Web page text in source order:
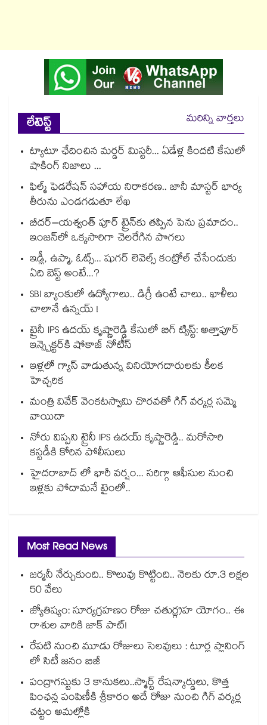
లేటెస్ట్
మరిన్ని వార్తలు
ట్యాటూ ఛేదించిన మర్డర్ మిస్టరీ... ఏడేళ్ల కిందటి కేసులో
షాకింగ్ నిజాలు ...
ఫిల్మ్ ఫెడరేషన్ సహాయ నిరాకరణ.. జానీ మాస్టర్ భార్య
తీరును ఎండగడుతూ లేఖ
బీదర్–యశ్వంత్ పూర్ ట్రైన్‎కు తప్పిన పెను ప్రమాదం..
ఇంజన్‎లో ఒక్కసారిగా చెలరేగిన పొగలు
ఇడ్లీ, ఉప్మా, ఓట్స్... షుగర్ లెవెల్స్ కంట్రోల్ చేసేందుకు
ఏది బెస్ట్ అంటే...?
SBI బ్యాంకులో ఉద్యోగాలు.. డిగ్రీ ఉంటే చాలు.. ఖాళీలు
చాలానే ఉన్నయ్ !
ట్రైనీ IPS ఉదయ్ కృష్ణారెడ్డి కేసులో బిగ్ ట్విస్ట్: అత్తాపూర్
ఇన్స్పెక్టర్‎కి షోకాజ్ నోటీస్
ఇళ్లలో గ్యాస్ వాడుతున్న వినియోగదారులకు కీలక
హెచ్చరిక
మంత్రి వివేక్ వెంకటస్వామి చొరవతో గిగ్ వర్కర్ల సమ్మె
వాయిదా
నోరు విప్పని ట్రైనీ IPS ఉదయ్ కృష్ణారెడ్డి.. మరోసారి
కస్టడీకి కోరిన పోలీసులు
హైదరాబాద్ లో భారీ వర్షం... సరిగ్గా ఆఫీసుల నుంచి
ఇళ్లకు పోదామనే టైంలో..
Most Read News
జర్మనీ నేర్చుకుంది.. కొలువు కొట్టింది.. నెలకు రూ.3 లక్షల
50 వేలు
జ్యోతిష్యం: సూర్యగ్రహణం రోజు చతుర్గ్రహ యోగం.. ఈ
రాశుల వారికి జాక్ పాట్!
రేపటి నుంచి మూడు రోజులు సెలవులు : టూర్ల ప్లానింగ్
లో సిటీ జనం బిజీ
పంద్రాగస్టుకు 3 కానుకలు..స్మార్ట్ రేషన్కార్డులు, కొత్త
పింఛన్ల పంపిణీకి శ్రీకారం అదే రోజు నుంచి గిగ్ వర్కర్ల
చట్టం అమల్లోకి